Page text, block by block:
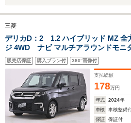
三菱
デリカD：2 1.2 ハイブリッド MZ 全
ジ 4WD ナビ マルチアラウンドモニ
ーダー ETC 両側電動スライドドア 前
レーンキープアシスト 横滑り防止装置
販売店保証 購入プラン付 360°画像付
支払総額
178万円
年式 2024年
車検
車検整備
保証
保証付